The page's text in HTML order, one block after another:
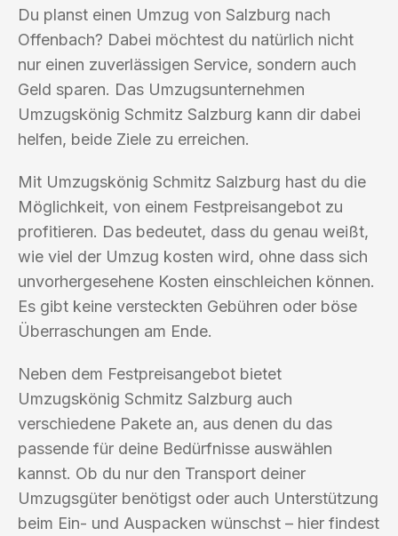
Du planst einen Umzug von Salzburg nach
Offenbach? Dabei möchtest du natürlich nicht
nur einen zuverlässigen Service, sondern auch
Geld sparen. Das Umzugsunternehmen
Umzugskönig Schmitz Salzburg kann dir dabei
helfen, beide Ziele zu erreichen.
Mit Umzugskönig Schmitz Salzburg hast du die
Möglichkeit, von einem Festpreisangebot zu
profitieren. Das bedeutet, dass du genau weißt,
wie viel der Umzug kosten wird, ohne dass sich
unvorhergesehene Kosten einschleichen können.
Es gibt keine versteckten Gebühren oder böse
Überraschungen am Ende.
Neben dem Festpreisangebot bietet
Umzugskönig Schmitz Salzburg auch
verschiedene Pakete an, aus denen du das
passende für deine Bedürfnisse auswählen
kannst. Ob du nur den Transport deiner
Umzugsgüter benötigst oder auch Unterstützung
beim Ein- und Auspacken wünschst – hier findest